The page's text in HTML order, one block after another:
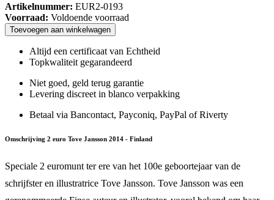
Artikelnummer: EUR2-0193
Voorraad: Voldoende voorraad
Toevoegen aan winkelwagen
Altijd een certificaat van Echtheid
Topkwaliteit gegarandeerd
Niet goed, geld terug garantie
Levering discreet in blanco verpakking
Betaal via Bancontact, Payconiq, PayPal of Riverty
Omschrijving 2 euro Tove Jansson 2014 - Finland
Speciale 2 euromunt ter ere van het 100e geboortejaar van de
schrijfster en illustratrice Tove Jansson. Tove Jansson was een